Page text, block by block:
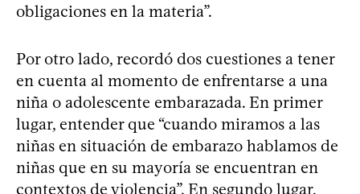
obligaciones en la materia”.
Por otro lado, recordó dos cuestiones a tener
en cuenta al momento de enfrentarse a una
niña o adolescente embarazada. En primer
lugar, entender que “cuando miramos a las
niñas en situación de embarazo hablamos de
niñas que en su mayoría se encuentran en
contextos de violencia”. En segundo lugar,